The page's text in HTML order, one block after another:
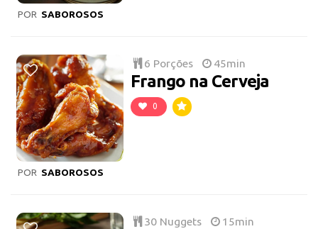
POR SABOROSOS
6 Porções 45min
Frango na Cerveja
0
POR SABOROSOS
30 Nuggets 15min